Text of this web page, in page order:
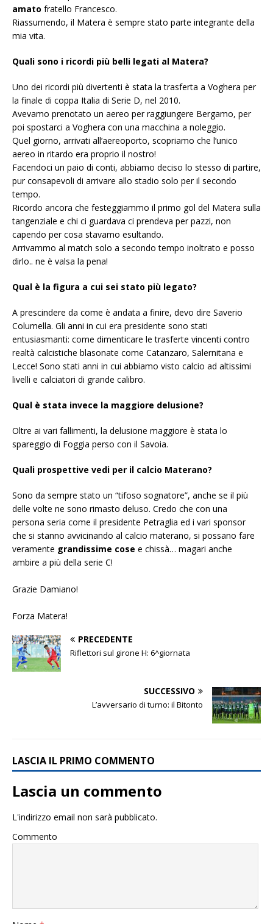
amato fratello Francesco.
Riassumendo, il Matera è sempre stato parte integrante della
mia vita.
Quali sono i ricordi più belli legati al Matera?
Uno dei ricordi più divertenti è stata la trasferta a Voghera per
la finale di coppa Italia di Serie D, nel 2010.
Avevamo prenotato un aereo per raggiungere Bergamo, per
poi spostarci a Voghera con una macchina a noleggio.
Quel giorno, arrivati all’aereoporto, scopriamo che l’unico
aereo in ritardo era proprio il nostro!
Facendoci un paio di conti, abbiamo deciso lo stesso di partire,
pur consapevoli di arrivare allo stadio solo per il secondo
tempo.
Ricordo ancora che festeggiammo il primo gol del Matera sulla
tangenziale e chi ci guardava ci prendeva per pazzi, non
capendo per cosa stavamo esultando.
Arrivammo al match solo a secondo tempo inoltrato e posso
dirlo.. ne è valsa la pena!
Qual è la figura a cui sei stato più legato?
A prescindere da come è andata a finire, devo dire Saverio
Columella. Gli anni in cui era presidente sono stati
entusiasmanti: come dimenticare le trasferte vincenti contro
realtà calcistiche blasonate come Catanzaro, Salernitana e
Lecce! Sono stati anni in cui abbiamo visto calcio ad altissimi
livelli e calciatori di grande calibro.
Qual è stata invece la maggiore delusione?
Oltre ai vari fallimenti, la delusione maggiore è stata lo
spareggio di Foggia perso con il Savoia.
Quali prospettive vedi per il calcio Materano?
Sono da sempre stato un “tifoso sognatore”, anche se il più
delle volte ne sono rimasto deluso. Credo che con una
persona seria come il presidente Petraglia ed i vari sponsor
che si stanno avvicinando al calcio materano, si possano fare
veramente grandissime cose e chissà… magari anche
ambire a più della serie C!
Grazie Damiano!
Forza Matera!
PRECEDENTE
Riflettori sul girone H: 6^giornata
SUCCESSIVO
L’avversario di turno: il Bitonto
LASCIA IL PRIMO COMMENTO
Lascia un commento
L'indirizzo email non sarà pubblicato.
Commento